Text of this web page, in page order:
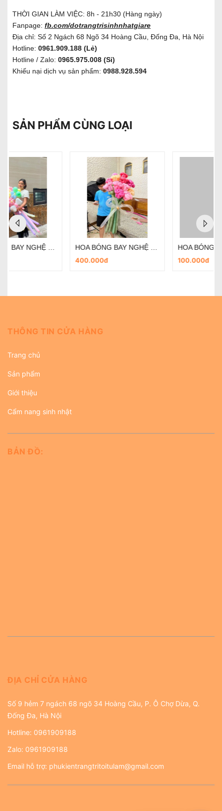
THỜI GIAN LÀM VIỆC: 8h - 21h30 (Hàng ngày)
Fanpage: fb.com/dotrangtrisinhnhatgiare
Địa chỉ: Số 2 Ngách 68 Ngõ 34 Hoàng Cầu, Đống Đa, Hà Nội
Hotline: 0961.909.188 (Lẻ)
Hotline / Zalo: 0965.975.008 (Sỉ)
Khiếu nại dịch vụ sản phẩm: 0988.928.594
SẢN PHẨM CÙNG LOẠI
HOA BÓNG BAY NGHỆ THUẬT - Bó 4 Bông- QUÀ TẶNG dịp lễ
HOA BÓNG BAY NGHỆ THUẬT - BÓ 3 BÔNG- QUÀ TẶNG
THÔNG TIN CỬA HÀNG
Trang chủ
Sản phẩm
Giới thiệu
Cẩm nang sinh nhật
BẢN ĐỒ:
ĐỊA CHỈ CỬA HÀNG
Số 9 hẻm 7 ngách 68 ngõ 34 Hoàng Cầu, P. Ô Chợ Dừa, Q.
Đống Đa, Hà Nội
Hotline: 0961909188
Zalo: 0961909188
Email hỗ trợ: phukientrangtritoitulam@gmail.com